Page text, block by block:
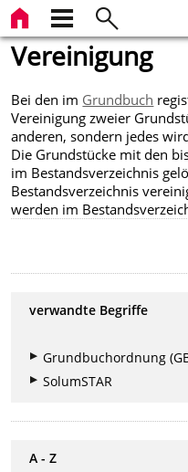
Vereinigung
Bei den im Grundbuch
Vereinigung zweier
anderen, sondern jedes
Die Grundstücke mit den
im Bestandsverzeichnis
Bestandsverzeichnis
werden im
verwandte Begriffe
Grundbuchordnung
SolumSTAR
A - Z